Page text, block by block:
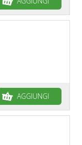
AGGIUNGI